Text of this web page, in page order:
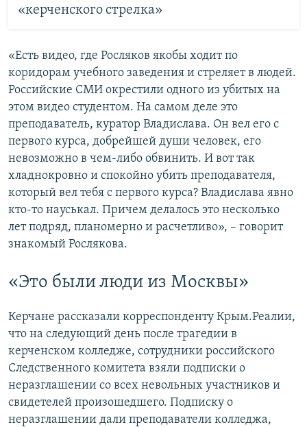
«керченского стрелка»
«Есть видео, где Росляков якобы ходит по
коридорам учебного заведения и стреляет в людей.
Российские СМИ окрестили одного из убитых на
этом видео студентом. На самом деле это
преподаватель, куратор Владислава. Он вел его с
первого курса, добрейшей души человек, его
невозможно в чем-либо обвинить. И вот так
хладнокровно и спокойно убить преподавателя,
который вел тебя с первого курса? Владислава явно
кто-то науськал. Причем делалось это несколько
лет подряд, планомерно и расчетливо», – говорит
знакомый Рослякова.
«Это были люди из Москвы»
Керчане рассказали корреспонденту Крым.Реалии,
что на следующий день после трагедии в
керченском колледже, сотрудники российского
Следственного комитета взяли подписки о
неразглашении со всех невольных участников и
свидетелей произошедшего. Подписку о
неразглашении дали преподаватели колледжа,